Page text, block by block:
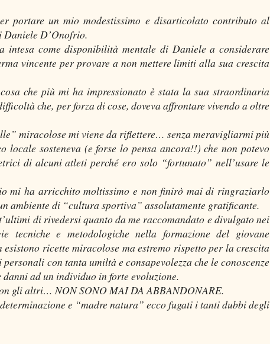
portare un mio modestissimo e disarticolato contributo al
D’Onofrio.
come disponibilità mentale di Daniele a considerare
vincente per provare a non mettere limiti alla sua crescita
che più mi ha impressionato è stata la sua straordinaria
che, per forza di cose, doveva affrontare vivendo a oltre
miracolose mi viene da riflettere… senza meravigliarmi più
sosteneva (e forse lo pensa ancora!!) che non potevo
di alcuni atleti perché ero solo “fortunato” nell’usare le
mi ha arricchito moltissimo e non finirò mai di ringraziarlo
ambiente di “cultura sportiva” assolutamente gratificante.
di rivedersi quanto da me raccomandato e divulgato nei
e metodologiche nella formazione del giovane
ricette miracolose ma estremo rispetto per la crescita
con tanta umiltà e consapevolezza che le conoscenze
ad un individuo in forte evoluzione.
gli altri… NON SONO MAI DA ABBANDONARE.
e “madre natura” ecco fugati i tanti dubbi degli